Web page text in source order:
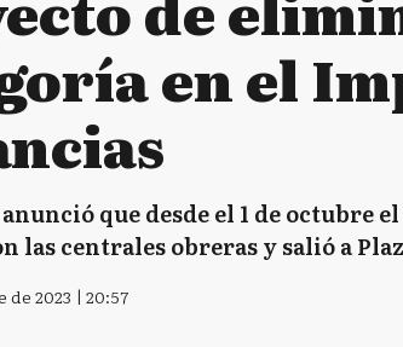
en el
que desde el 1 de octubre
las centrales obreras y salió a
de 2023 | 20:57